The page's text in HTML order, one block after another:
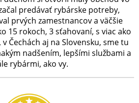
predávať rybárske potreby,
prvých zamestnancov a väčšie
15 rokoch, 3 sťahovaní, s viac ako
Čechách aj na Slovensku, sme tu
nadšením, lepšími službami a
rybármi, ako vy.